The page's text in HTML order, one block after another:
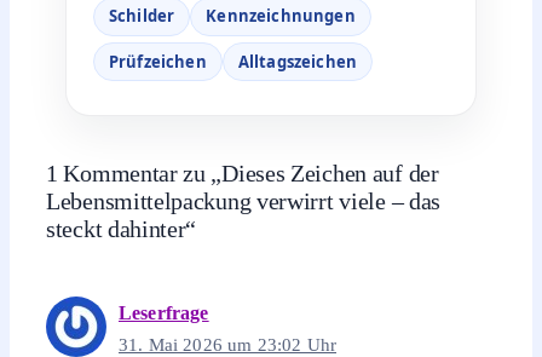
Schilder Kennzeichnungen
Prüfzeichen Alltagszeichen
1 Kommentar zu „Dieses Zeichen auf der
Lebensmittelpackung verwirrt viele – das
steckt dahinter“
Leserfrage
31. Mai 2026 um 23:02 Uhr